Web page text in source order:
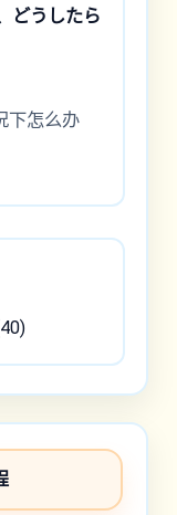
どうしたら
下怎么办